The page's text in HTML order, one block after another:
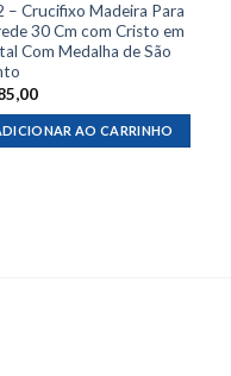
– Crucifixo Madeira Para
30 Cm com Cristo em
Com Medalha de São
AO CARRINHO